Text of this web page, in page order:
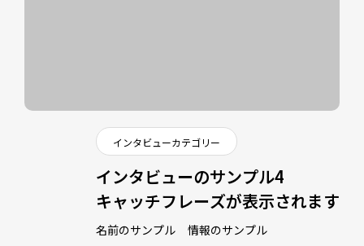
インタビューカテゴリー
インタビューのサンプル4
キャッチフレーズが表示されます
名前のサンプル 情報のサンプル